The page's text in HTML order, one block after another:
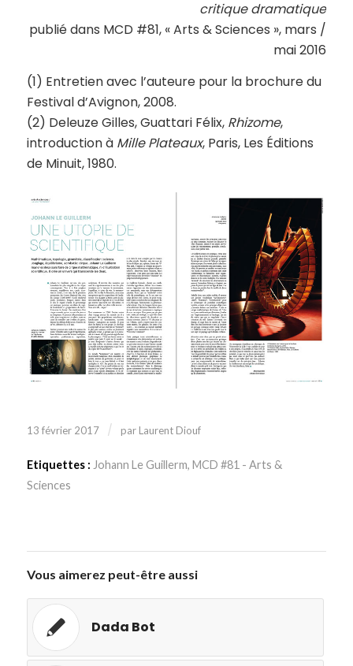
critique dramatique
publié dans MCD #81, « Arts & Sciences », mars /
mai 2016
(1) Entretien avec l’auteure pour la brochure du
Festival d’Avignon, 2008.
(2) Deleuze Gilles, Guattari Félix, Rhizome,
introduction à Mille Plateaux, Paris, Les Éditions
de Minuit, 1980.
13 février 2017 / par Laurent Diouf
Etiquettes : Johann Le Guillerm, MCD #81 - Arts &
Sciences
Vous aimerez peut-être aussi
Dada Bot